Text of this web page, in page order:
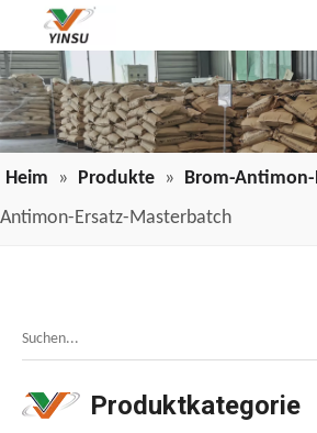
Heim » Produkte » Brom-
Antimon-Ersatz-Masterbatch
Produktkategorie